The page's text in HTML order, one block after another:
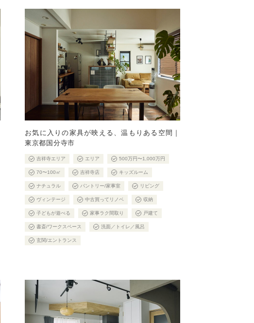
お気に入りの家具が映える、温もりある空間｜
東京都国分寺市
吉祥寺エリア エリア 500万円〜1,000万円
70〜100㎡ 吉祥寺店 キッズルーム
ナチュラル パントリー/家事室 リビング
ヴィンテージ 中古買ってリノベ 収納
子どもが遊べる 家事ラク間取り 戸建て
書斎/ワークスペース 洗面／トイレ／風呂
玄関/エントランス